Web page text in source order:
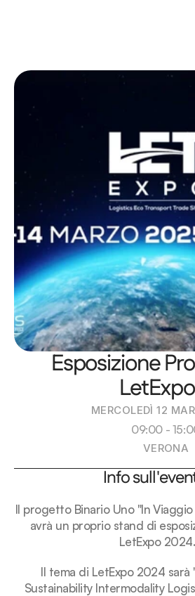
Esposizione
LetExpo
MERCOLEDÌ 12
09:00 -
VERONA
Info
Il progetto Binario Uno "In
avrà un proprio stand di
LetExpo 2024.
Il tema di LetExpo 2024 sarà
Sustainability Intermodality